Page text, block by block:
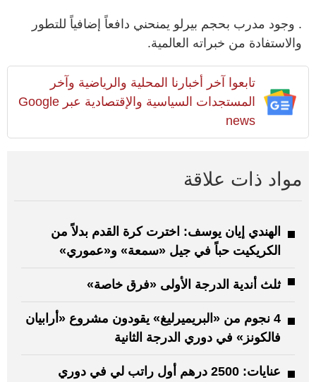
. وجود مدرب بحجم بيرلو يمنحني دافعاً إضافياً للتطور
والاستفادة من خبراته العالمية.
تابعوا آخر أخبارنا المحلية والرياضية وآخر
المستجدات السياسية والإقتصادية عبر Google
news
مواد ذات علاقة
الهندي إيان يوسف: اخترت كرة القدم بدلاً من
الكريكيت حباً في جيل «سمعة» و«عموري»
ثلث أندية الدرجة الأولى «فرق خاصة»
4 نجوم من «البريميرليغ» يقودون مشروع «أرابيان
فالكونز» في دوري الدرجة الثانية
عنايات: 2500 درهم أول راتب لي في دوري